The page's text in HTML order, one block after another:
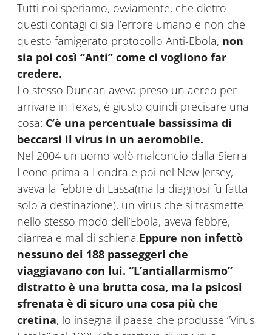
Tutti noi speriamo, ovviamente, che dietro
questi contagi ci sia l’errore umano e non che
questo famigerato protocollo Anti-Ebola, non
sia poi così “Anti” come ci vogliono far
credere.
Lo stesso Duncan aveva preso un aereo per
arrivare in Texas, è giusto quindi precisare una
cosa: C’è una percentuale bassissima di
beccarsi il virus in un aeromobile.
Nel 2004 un uomo volò malconcio dalla Sierra
Leone prima a Londra e poi nel New Jersey,
aveva la febbre di Lassa(ma la diagnosi fu fatta
solo a destinazione), un virus che si trasmette
nello stesso modo dell’Ebola, aveva febbre,
diarrea e mal di schiena.Eppure non infettò
nessuno dei 188 passeggeri che
viaggiavano con lui. “L’antiallarmismo”
distratto è una brutta cosa, ma la psicosi
sfrenata è di sicuro una cosa più che
cretina, lo insegna il paese che produsse “Virus